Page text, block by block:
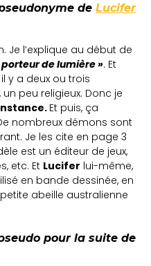
deLucifer
Je l’explique au début de
porteur de lumière ». Et
y a deux ou trois
peu religieux. Donc je
Et puis, ça
nombreux démons sont
Je les cite en page 3
est un éditeur de jeux,
etc. Et Lucifer lui-même,
en bande dessinée, en
abeille australienne
pour la suite de